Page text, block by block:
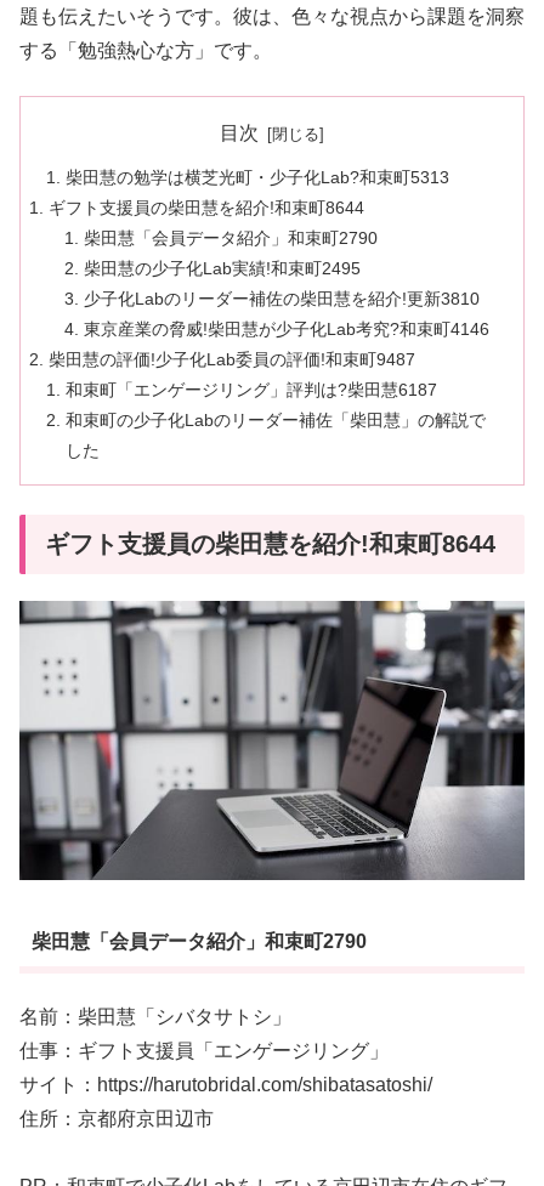
題も伝えたいそうです。彼は、色々な視点から課題を洞察
する「勉強熱心な方」です。
目次
柴田慧の勉学は横芝光町・少子化Lab?和束町5313
ギフト支援員の柴田慧を紹介!和束町8644
柴田慧「会員データ紹介」和束町2790
柴田慧の少子化Lab実績!和束町2495
少子化Labのリーダー補佐の柴田慧を紹介!更新3810
東京産業の脅威!柴田慧が少子化Lab考究?和束町4146
柴田慧の評価!少子化Lab委員の評価!和束町9487
和束町「エンゲージリング」評判は?柴田慧6187
和束町の少子化Labのリーダー補佐「柴田慧」の解説で
した
ギフト支援員の柴田慧を紹介!和束町8644
柴田慧「会員データ紹介」和束町2790
名前：柴田慧「シバタサトシ」
仕事：ギフト支援員「エンゲージリング」
サイト：https://harutobridal.com/shibatasatoshi/
住所：京都府京田辺市